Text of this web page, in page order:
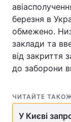
березня в
обмежено.
заклади та
від закриття
до заборони
ЧИТАЙТЕ
У Києві